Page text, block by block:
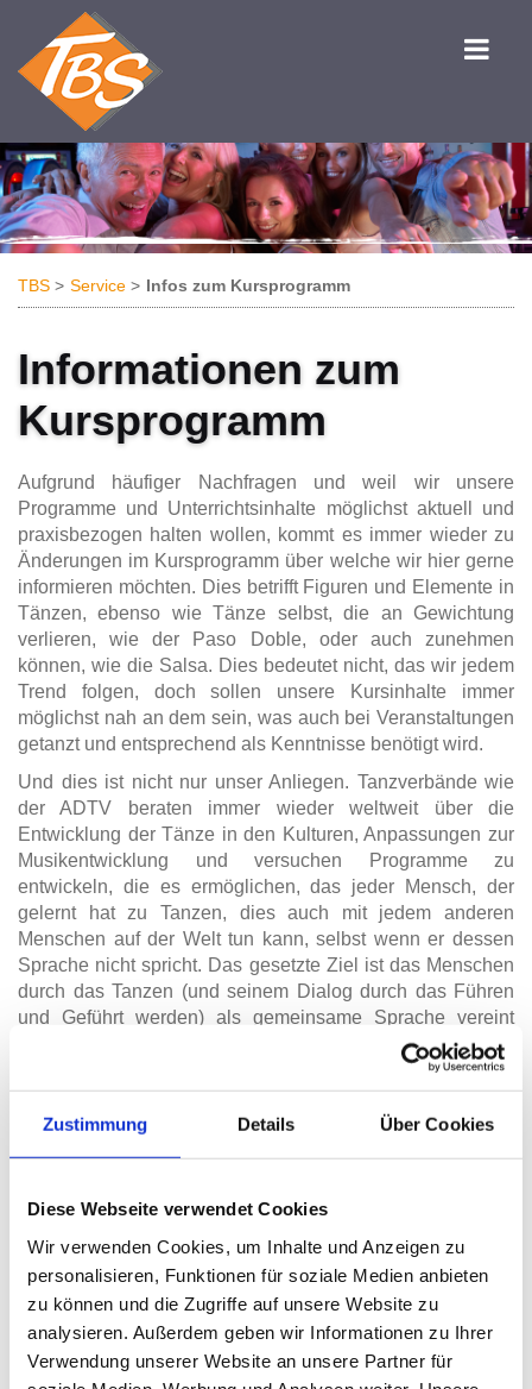
Zustimmung Details Über Cookies
Diese Webseite verwendet Cookies
Wir verwenden Cookies, um Inhalte und Anzeigen zu
personalisieren, Funktionen für soziale Medien anbieten
zu können und die Zugriffe auf unsere Website zu
analysieren. Außerdem geben wir Informationen zu Ihrer
Verwendung unserer Website an unsere Partner für
TBS Service Infos zum Kursprogramm
Informationen zum
Kursprogramm
Aufgrund häufiger Nachfragen und weil wir unsere
Programme und Unterrichtsinhalte möglichst aktuell und
praxisbezogen halten wollen, kommt es immer wieder zu
Änderungen im Kursprogramm über welche wir hier gerne
informieren möchten. Dies betrifft Figuren und Elemente in
Tänzen, ebenso wie Tänze selbst, die an Gewichtung
verlieren, wie der Paso Doble, oder auch zunehmen
können, wie die Salsa. Dies bedeutet nicht, das wir jedem
Trend folgen, doch sollen unsere Kursinhalte immer
möglichst nah an dem sein, was auch bei Veranstaltungen
getanzt und entsprechend als Kenntnisse benötigt wird.
Und dies ist nicht nur unser Anliegen. Tanzverbände wie
der ADTV beraten immer wieder weltweit über die
Entwicklung der Tänze in den Kulturen, Anpassungen zur
Musikentwicklung und versuchen Programme zu
entwickeln, die es ermöglichen, das jeder Mensch, der
gelernt hat zu Tanzen, dies auch mit jedem anderen
Menschen auf der Welt tun kann, selbst wenn er dessen
Sprache nicht spricht. Das gesetzte Ziel ist das Menschen
durch das Tanzen (und seinem Dialog durch das Führen
und Geführt werden) als gemeinsame Sprache vereint
Tänze und erste einfach Figuren definiert, wobei es nicht
so starr ist, dass es auf regionale Eigenheiten nicht
die Führung sein, so dass selbst bei
leicht unterschiedlichen Schritten ein gemeinsamer
Nenner gefunden werden kann.
DAS WELT-TANZ-PROGRAMM (WTP)
Um uns auf diese wichtigen Grundlagen konzentrieren und